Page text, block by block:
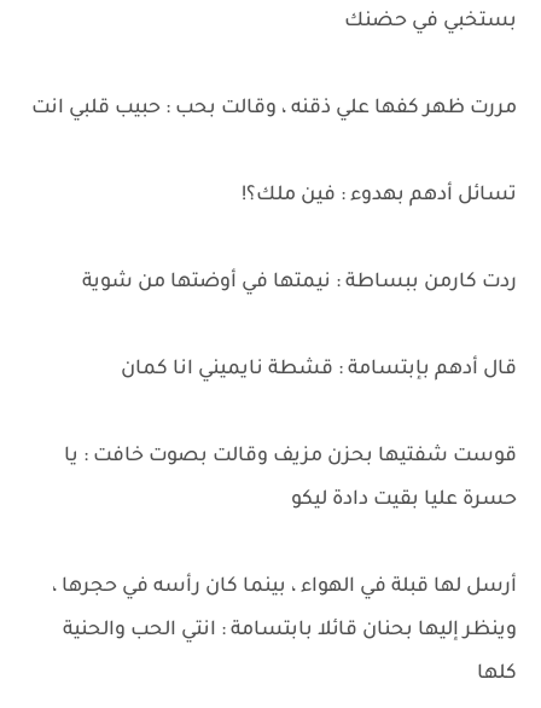
بستخبي في حضنك
مررت ظهر كفها علي ذقنه ، وقالت بحب : حبيب قلبي انت
تسائل أدهم بهدوء : فين ملك؟!
ردت كارمن ببساطة : نيمتها في أوضتها من شوية
قال أدهم بإبتسامة : قشطة نايميني انا كمان
قوست شفتيها بحزن مزيف وقالت بصوت خافت : يا
حسرة عليا بقيت دادة ليكو
أرسل لها قبلة في الهواء ، بينما كان رأسه في حجرها ،
وينظر إليها بحنان قائلا بابتسامة : انتي الحب والحنية
كلها